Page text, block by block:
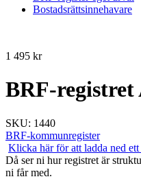
Bostadsrättsinnehavare
1 495 kr
BRF-registret
SKU: 1440
BRF-kommunregister
Klicka här för att ladda ned ett
Då ser ni hur registret är
ni får med.